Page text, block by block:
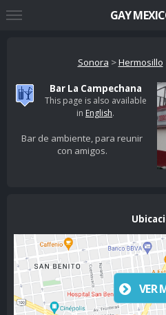
Sonora >Hermosillo
Bar La Campechana
This page is also available
in English.
Bar de ambiente, para reunir
con amigos.
VER
GAY